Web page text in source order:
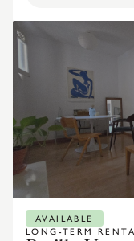
LONG-TERM
AVAILABLE